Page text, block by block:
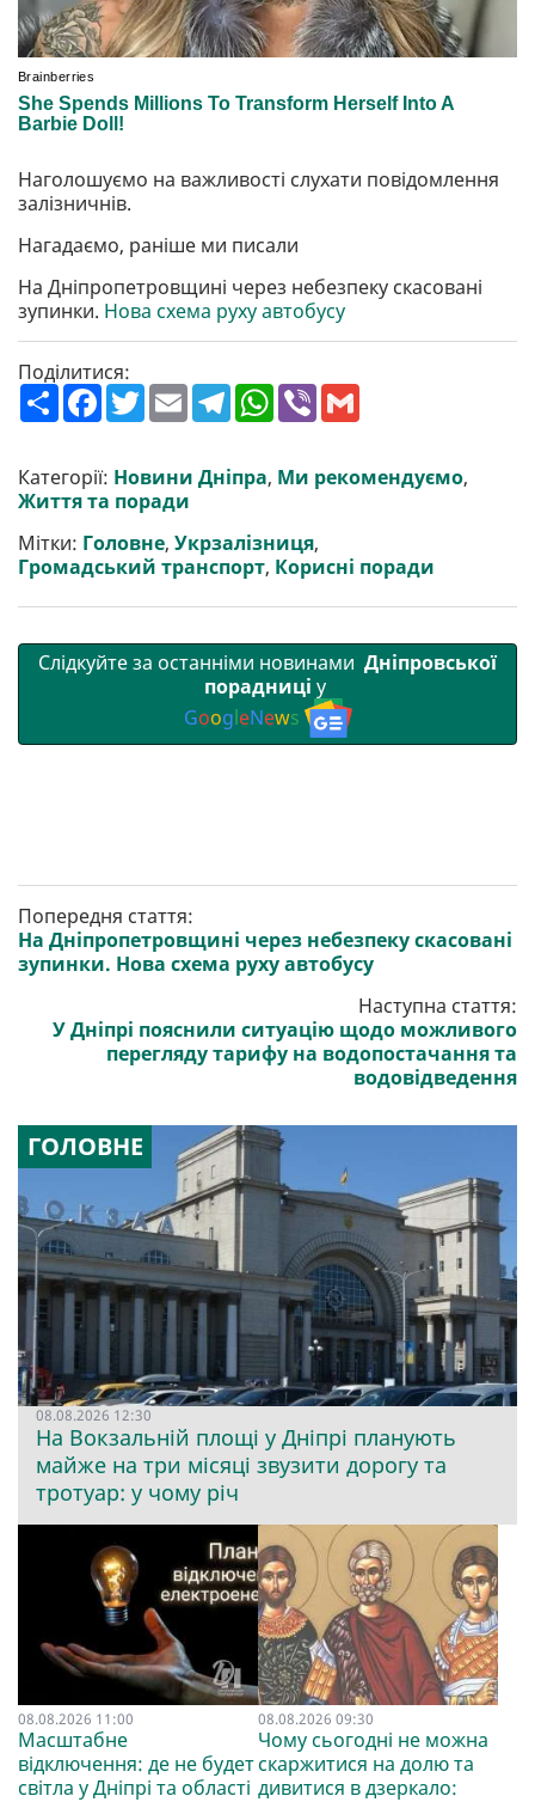
Наголошуємо на важливості слухати повідомлення
залізничнів.
Нагадаємо, раніше ми писали
На Дніпропетровщині через небезпеку скасовані
зупинки. Нова схема руху автобусу
Поділитися:
П
о
р
и
т
F
a
b
o
o
T
w
t
e
r
E
m
l
T
e
g
r
m
W
h
s
A
V
r l
Категорії: Новини Дніпра, Ми рекомендуємо,
Життя та поради
Мітки: Головне, Укрзалізниця,
Громадський транспорт, Корисні поради
Слідкуйте за останніми новинами Дніпровської
порадниці у
GoogleNews
Попередня стаття:
На Дніпропетровщині через небезпеку скасовані
зупинки. Нова схема руху автобусу
Наступна стаття:
У Дніпрі пояснили ситуацію щодо можливого
перегляду тарифу на водопостачання та
водовідведення
ГОЛОВНЕ
08.08.2026 12:30
На Вокзальній площі у Дніпрі планують
майже на три місяці звузити дорогу та
тротуар: у чому річ
08.08.2026 11:00
Масштабне
відключення: де не будет
світла у Дніпрі та області
08.08.2026 09:30
Чому сьогодні не можна
скаржитися на долю та
дивитися в дзеркало: